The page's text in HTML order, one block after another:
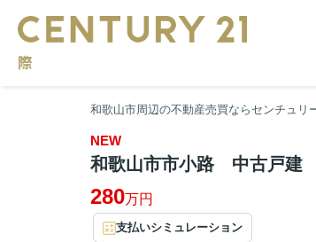
和歌山市周辺の不動産売買ならセンチュリ
NEW
和歌山市市小路 中古戸建
280万円
支払いシミュレーション